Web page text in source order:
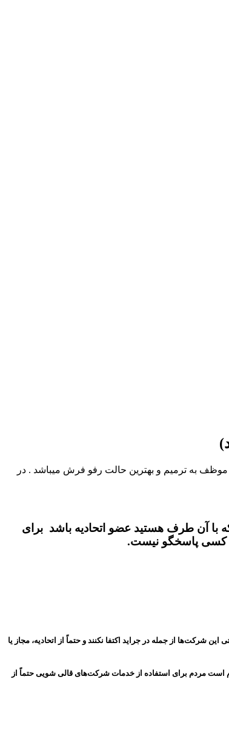
به ترمیم و بهترین حالت رفو فرش میباشد . در
با آن طرف هستید عضو اتحادیه باشد برای
کسی پاسخگو نیست.
از جمله در جراید اکتفا نکنند و حتماً از اتحادیه، مجاز یا
است مردم برای استفاده از خدمات شرکت‌های قالی شویی حتماً از